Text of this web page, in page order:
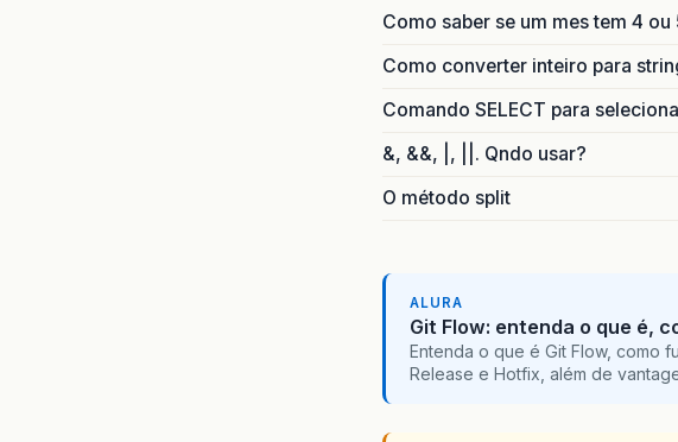
Como saber se um mes tem 4 ou
Como converter inteiro para
Comando SELECT para
&, &&, |, ||. Qndo usar?
O método split
ALURA
Git Flow: entenda o que é,
Entenda o que é Git Flow, como
Release e Hotfix, além de